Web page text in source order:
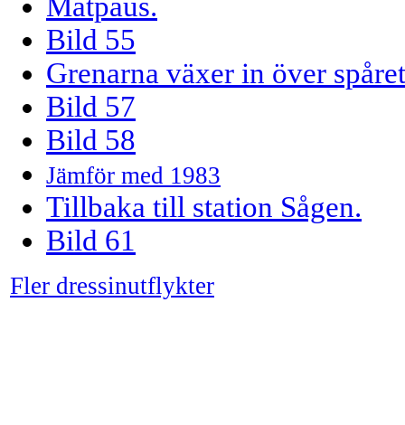
Bild 55
Grenarna växer in över
Bild 57
Bild 58
Jämför med 1983
Tillbaka till station Sågen.
Bild 61
Fler dressinutflykter